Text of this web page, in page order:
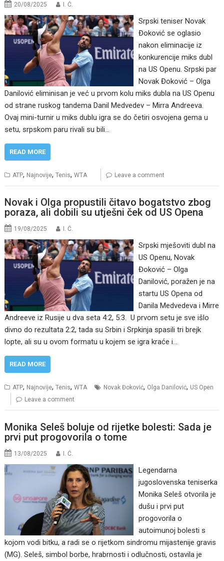
20/08/2025 I. Ć.
Srpski teniser Novak
Đoković se oglasio
nakon eliminacije iz
konkurencije miks dubl
na US Openu. Srpski par
Novak Đoković – Olga
Danilović eliminisan je već u prvom kolu miks dubla na US Openu
od strane ruskog tandema Danil Medvedev – Mirra Andreeva.
Ovaj mini-turnir u miks dublu igra se do četiri osvojena gema u
setu, srpskom paru rivali su bili…
READ MORE
ATP, Najnovije,Tenis,WTA Leave a comment
Novak i Olga propustili čitavo bogatstvo zbog
poraza, ali dobili su utješni ček od US Opena
19/08/2025 I. Ć.
Srpski mješoviti dubl na
US Openu, Novak
Đoković – Olga
Danilović, poražen je na
startu US Opena od
Danila Medvedeva i Mirre
Andreeve iz Rusije u dva seta 4:2, 5:3. U prvom setu je sve išlo
divno do rezultata 2:2, tada su Srbin i Srpkinja spasili tri brejk
lopte, ali su u ovom formatu u kojem se igra kraće i…
READ MORE
ATP, Najnovije,Tenis,WTA Novak Đoković, Olga Danilović, US Open
Leave a comment
Monika Seleš boluje od rijetke bolesti: Sada je
prvi put progovorila o tome
13/08/2025 I. Ć.
Legendarna
jugoslovenska teniserka
Monika Seleš otvorila je
dušu i prvi put
progovorila o
autoimunoj bolesti s
kojom vodi bitku, a radi se o rijetkom sindromu mijastenije gravis
(MG). Seleš, simbol borbe, hrabrnosti i odlučnosti, ostavila je